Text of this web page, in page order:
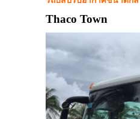
Thaco Town